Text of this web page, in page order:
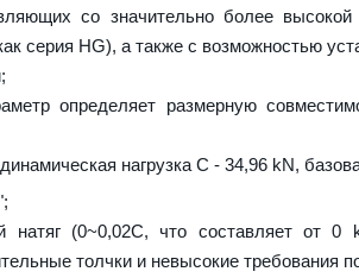
со значительно более
серия HG), а также с возможностью
определяет размерную
нагрузка C - 34,96 kN,
натяг (0~0,02C, что составляет от
толчки и невысокие требования